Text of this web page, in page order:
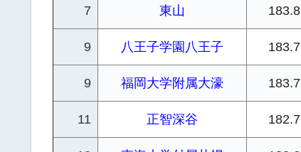
7 東山 183.8
9 八王子学園八王子 183.7
9 福岡大学附属大濠 183.7
11 正智深谷 182.7